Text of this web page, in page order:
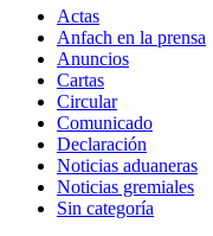
Actas
Anfach en la prensa
Anuncios
Cartas
Circular
Comunicado
Declaración
Noticias aduaneras
Noticias gremiales
Sin categoría